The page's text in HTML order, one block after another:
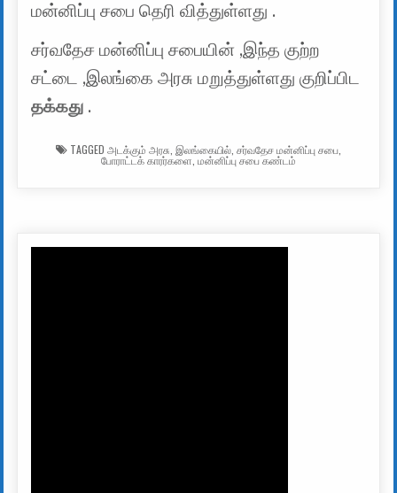
மன்னிப்பு சபை தெரி வித்துள்ளது .
சர்வதேச மன்னிப்பு சபையின் ,இந்த குற்ற
சட்டை ,இலங்கை அரசு மறுத்துள்ளது குறிப்பிட
தக்கது .
TAGGED அடக்கும் அரசு இலங்கையில் சர்வதேச மன்னிப்பு சபை
போராட்டக் காரர்களை மன்னிப்பு சபை கண்டம்